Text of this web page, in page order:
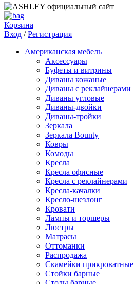
Корзина
Вход /Регистрация
Американская мебель
Аксессуары
Буфеты и витрины
Диваны кожаные
Диваны с реклайнерами
Диваны угловые
Диваны-двойки
Диваны-тройки
Зеркала
Зеркала Bounty
Ковры
Комоды
Кресла
Кресла офисные
Кресла с реклайнерами
Кресла-качалки
Кресло-шезлонг
Кровати
Лампы и торшеры
Люстры
Матрасы
Оттоманки
Распродажа
Скамейки прикроватные
Стойки барные